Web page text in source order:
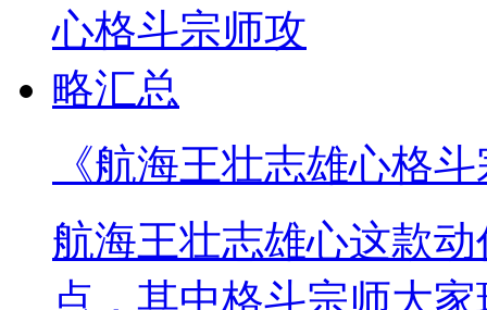
《航海王壮志雄心格
航海王壮志雄心这款
点，其中格斗宗师大